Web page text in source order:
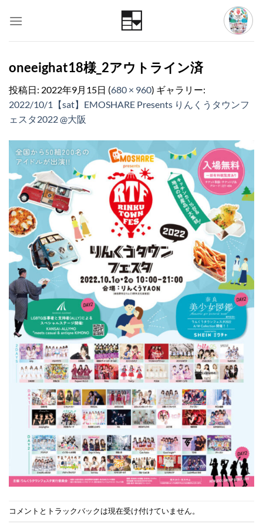
oneeighat18様_2アウトライン済
投稿日: 2022年9月15日 (680 × 960) ギャラリー:
2022/10/1【sat】EMOSHARE Presents りんくうタウンフ
ェスタ2022 @大阪
コメントとトラックバックは現在受け付けていません。